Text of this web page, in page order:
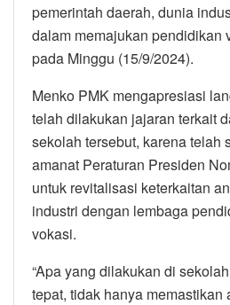
pemerintah daerah, dunia
dalam memajukan pendidikan
pada Minggu (15/9/2024).
Menko PMK mengapresiasi
telah dilakukan jajaran terkait
sekolah tersebut, karena telah
amanat Peraturan Presiden
untuk revitalisasi keterkaitan
industri dengan lembaga
vokasi.
“Apa yang dilakukan di
tepat, tidak hanya memastikan